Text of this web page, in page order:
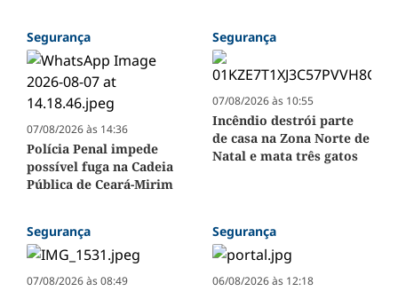
Segurança
07/08/2026 às 14:36
Polícia Penal impede
possível fuga na Cadeia
Pública de Ceará-Mirim
Segurança
07/08/2026 às 10:55
Incêndio destrói parte
de casa na Zona Norte de
Natal e mata três gatos
Segurança
07/08/2026 às 08:49
Segurança
06/08/2026 às 12:18